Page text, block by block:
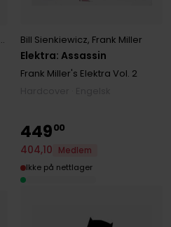
John Byrne
Elektra: Assassin
Bill Sienkiewicz, Frank Miller
Frank Miller's Elektra Vol. 2
44900
404,10
Medlem
Ikke på nettlager